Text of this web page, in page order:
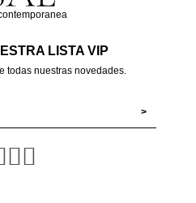
LISTA VIP
todas nuestras novedades.